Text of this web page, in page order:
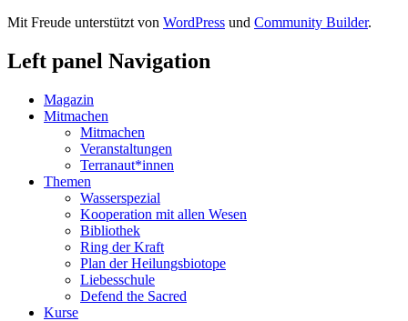
Mit Freude unterstützt von WordPress und Community Builder.
Left panel Navigation
Magazin
Mitmachen
Mitmachen
Veranstaltungen
Terranaut*innen
Themen
Wasserspezial
Kooperation mit allen Wesen
Bibliothek
Ring der Kraft
Plan der Heilungsbiotope
Liebesschule
Defend the Sacred
Kurse